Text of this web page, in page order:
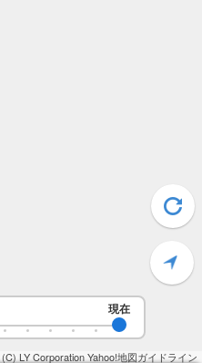
(C) LY CorporationYahoo!地図ガイドライン
現在